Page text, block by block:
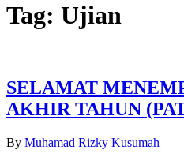
Tag: Ujian
SELAMAT
AKHIR TAHUN
By Muhamad Rizky Kusumah